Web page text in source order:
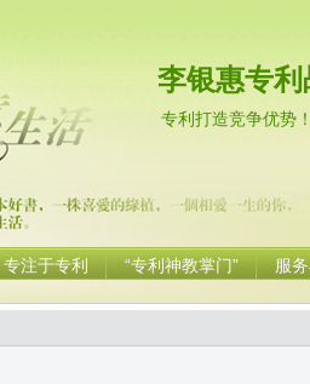
李银惠专利
专利打造竞争优势
专注于专利 “专利神教掌门” 服